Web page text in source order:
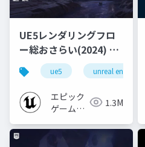
UE5レンダリングフロ
ー総おさらい(2024) 基
礎編！
[CEDEC+KYUSHU
2024]
ue5 unreal engine
エピック
ゲームズ
1.3M